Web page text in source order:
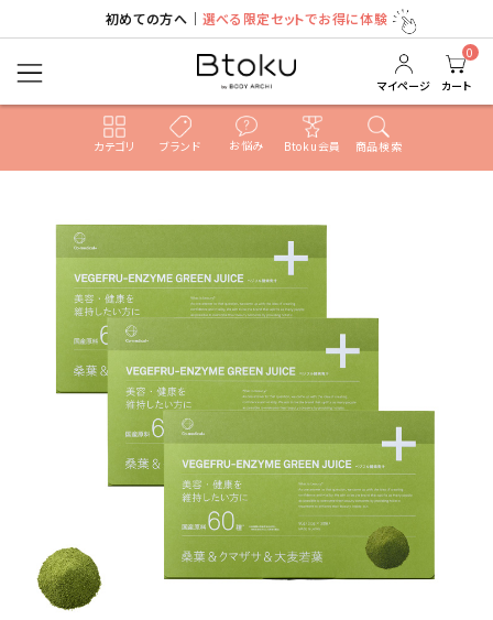
初めての方へ｜ 選べる限定セットでお得に体験
マイページ
0
カート
カテゴリ ブランド お悩み Btoku会員 商品検索
ACCOUNT MENU
ログイン 新規会員登録
売れ筋ランキング
カテゴリ
ブランド
お知らせ